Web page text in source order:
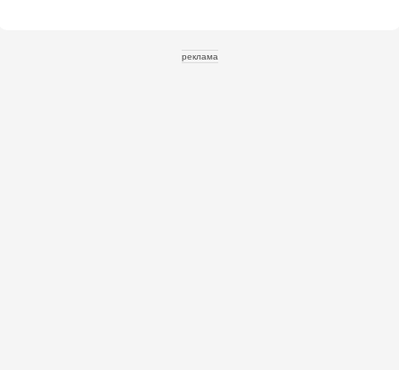
реклама